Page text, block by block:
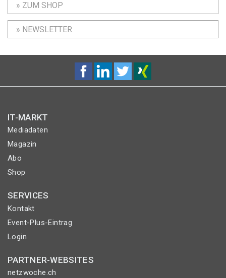
» ZUM SHOP
» NEWSLETTER
IT-MARKT
Mediadaten
Magazin
Abo
Shop
SERVICES
Kontakt
Event-Plus-Eintrag
Login
PARTNER-WEBSITES
netzwoche.ch